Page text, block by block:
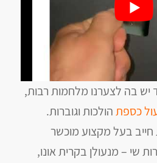
בה לצערנו מלחמות רבות,
כספתהולכות וגוברות.
בעל מקצוע מוכשר
שי – מנעולן בקרית אונו,